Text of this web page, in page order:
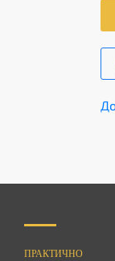
ПРАКТИЧНО